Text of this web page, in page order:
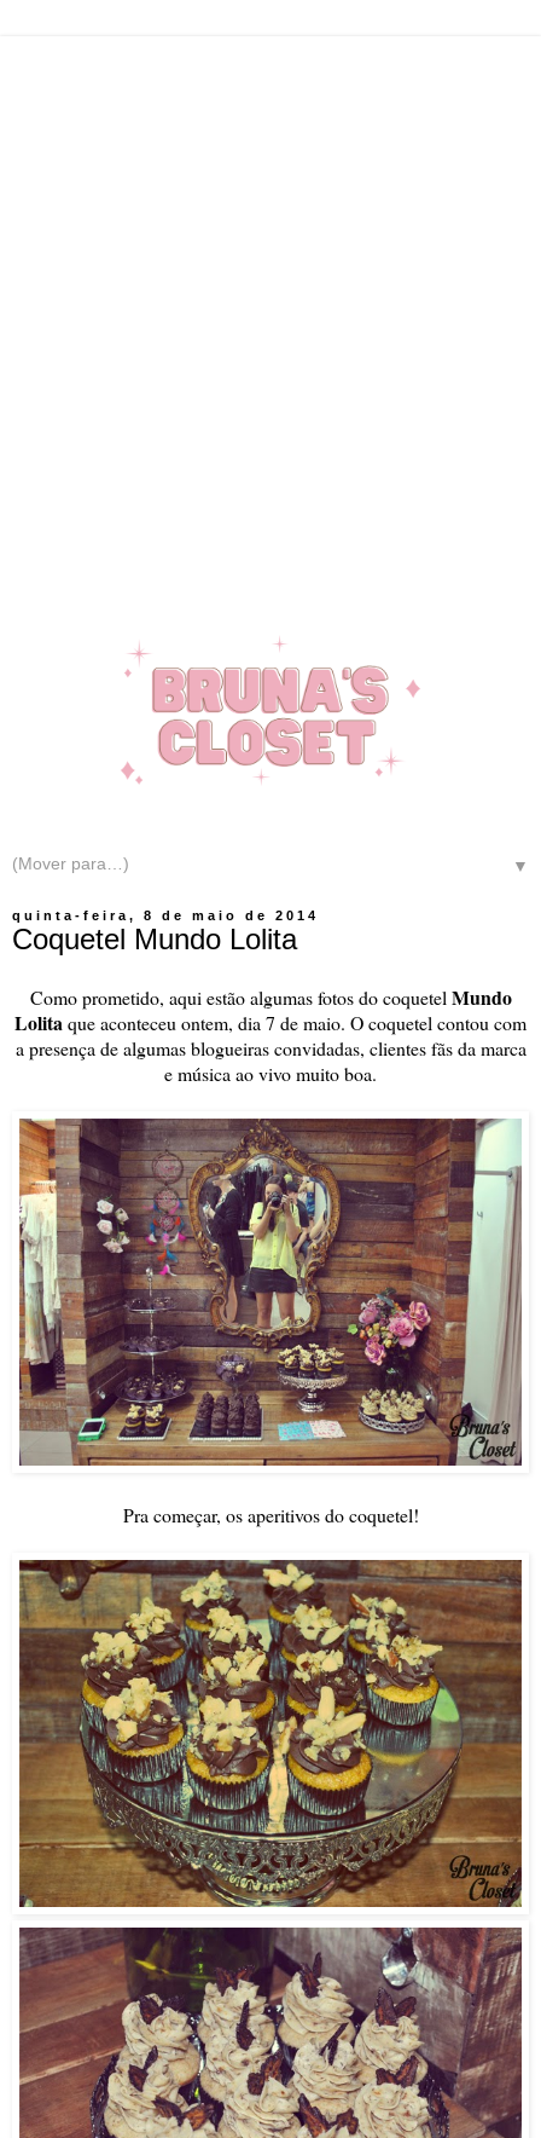
▼
quinta-feira, 8 de maio de 2014
Coquetel Mundo Lolita
Como prometido, aqui estão algumas fotos do coquetel Mundo
Lolita que aconteceu ontem, dia 7 de maio. O coquetel contou com
a presença de algumas blogueiras convidadas, clientes fãs da marca
e música ao vivo muito boa.
Pra começar, os aperitivos do coquetel!